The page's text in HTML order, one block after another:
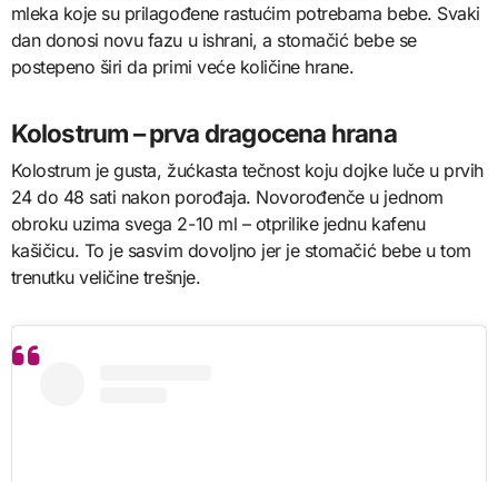
mleka koje su prilagođene rastućim potrebama bebe. Svaki
dan donosi novu fazu u ishrani, a stomačić bebe se
postepeno širi da primi veće količine hrane.
Kolostrum – prva dragocena hrana
Kolostrum je gusta, žućkasta tečnost koju dojke luče u prvih
24 do 48 sati nakon porođaja. Novorođenče u jednom
obroku uzima svega 2-10 ml – otprilike jednu kafenu
kašičicu. To je sasvim dovoljno jer je stomačić bebe u tom
trenutku veličine trešnje.